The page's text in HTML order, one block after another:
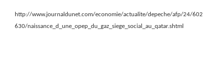
http://www.journaldunet.com/economie/actualite/depeche/afp/24/602
630/naissance_d_une_opep_du_gaz_siege_social_au_qatar.shtml